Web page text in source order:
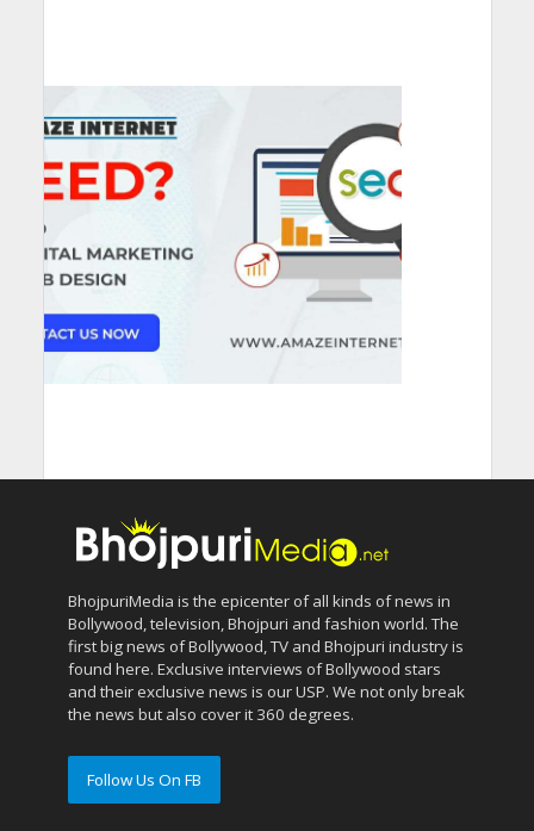
BhojpuriMedia is the epicenter of all kinds of news in
Bollywood, television, Bhojpuri and fashion world. The
first big news of Bollywood, TV and Bhojpuri industry is
found here. Exclusive interviews of Bollywood stars
and their exclusive news is our USP. We not only break
the news but also cover it 360 degrees.
Follow Us On FB